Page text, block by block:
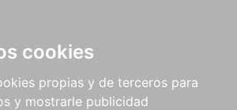
cookies
propias y de terceros para
y mostrarle publicidad